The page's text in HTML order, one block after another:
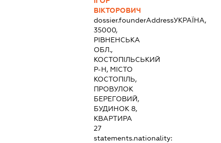
ВІКТОРОВИЧ
dossier.founderAddressУКРАЇНА,
35000,
РІВНЕНСЬКА
ОБЛ.,
КОСТОПІЛЬСЬКИЙ
Р-Н, МІСТО
КОСТОПІЛЬ,
ПРОВУЛОК
БЕРЕГОВИЙ,
БУДИНОК 8,
КВАРТИРА
27
statements.nationality: